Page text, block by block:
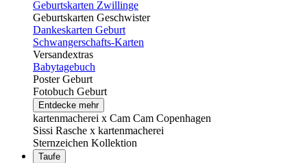
Geburtskarten Zwillinge
Geburtskarten Geschwister
Dankeskarten Geburt
Schwangerschafts-Karten
Versandextras
Babytagebuch
Poster Geburt
Fotobuch Geburt
Entdecke mehr
kartenmacherei x Cam Cam Copenhagen
Sissi Rasche x kartenmacherei
Sternzeichen Kollektion
Taufe